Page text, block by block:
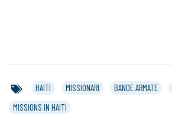
HAITI MISSIONARI BANDE ARMATE
MISSIONS IN HAITI